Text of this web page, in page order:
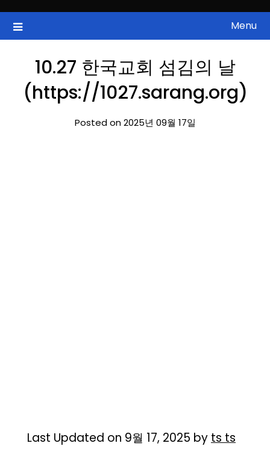
content
ZAN 주식정보
국내증시, 해외증시, 급등주, 낙폭과대, 골든크로스, 상한가, 하한가 등
의 주식 정보.
Menu
10.27 한국교회 섬김의 날
(https://1027.sarang.org)
Posted on 2025년 09월 17일
Last Updated on 9월 17, 2025 by ts ts